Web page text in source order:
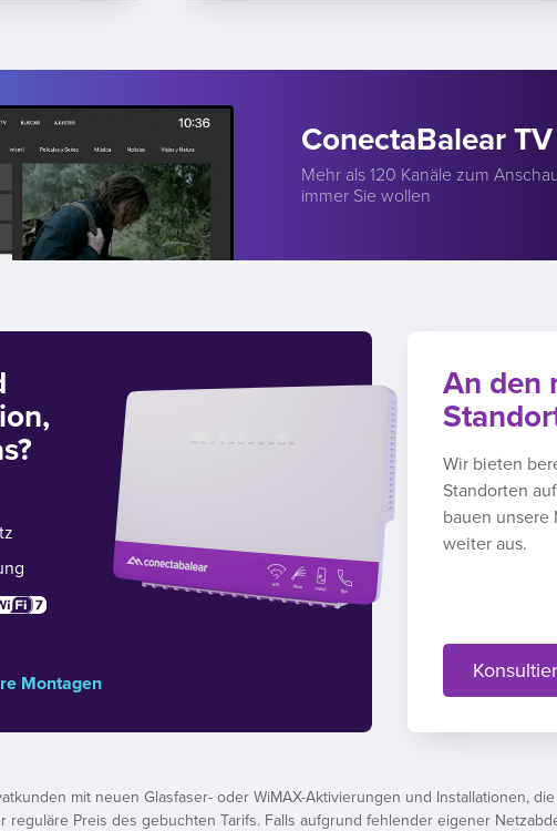
ConectaBalear TV
Mehr als 120 Kanäle zum
immer Sie wollen
Montagen
An den
Wir bieten
Standorten
bauen unsere
weiter aus.
mit neuen Glasfaser- oder WiMAX-Aktivierungen und Installationen,
reguläre Preis des gebuchten Tarifs. Falls aufgrund fehlender eigener